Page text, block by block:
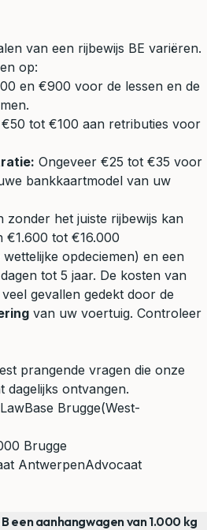
van een rijbewijs BE variëren.
op:
en €900 voor de lessen en de
tot €100 aan retributies voor
Ongeveer €25 tot €35 voor
bankkaartmodel van uw
zonder het juiste rijbewijs kan
€1.600 tot €16.000
opdeciemen) en een
tot 5 jaar. De kosten van
gevallen gedekt door de
van uw voertuig. Controleer
prangende vragen die onze
dagelijks ontvangen.
LawBase Brugge(West-
Brugge
AntwerpenAdvocaat
een aanhangwagen van 1.000 kg